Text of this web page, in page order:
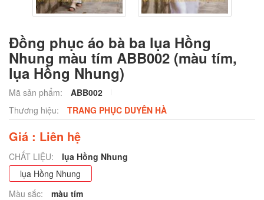
Đồng phục áo bà ba lụa Hồng
Nhung màu tím ABB002 (màu tím,
lụa Hồng Nhung)
Mã sản phẩm:
ABB002
Thương hiệu:
TRANG PHỤC DUYÊN HÀ
Giá : Liên hệ
CHẤT LIỆU:
lụa Hồng Nhung
lụa Hồng Nhung
Màu sắc:
màu tím